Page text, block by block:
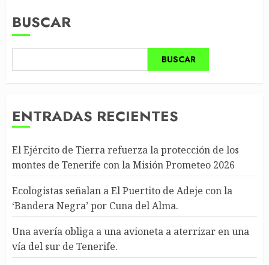
BUSCAR
BUSCAR
ENTRADAS RECIENTES
El Ejército de Tierra refuerza la protección de los
montes de Tenerife con la Misión Prometeo 2026
Ecologistas señalan a El Puertito de Adeje con la
‘Bandera Negra’ por Cuna del Alma.
Una avería obliga a una avioneta a aterrizar en una
vía del sur de Tenerife.